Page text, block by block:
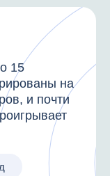
15
на
и почти